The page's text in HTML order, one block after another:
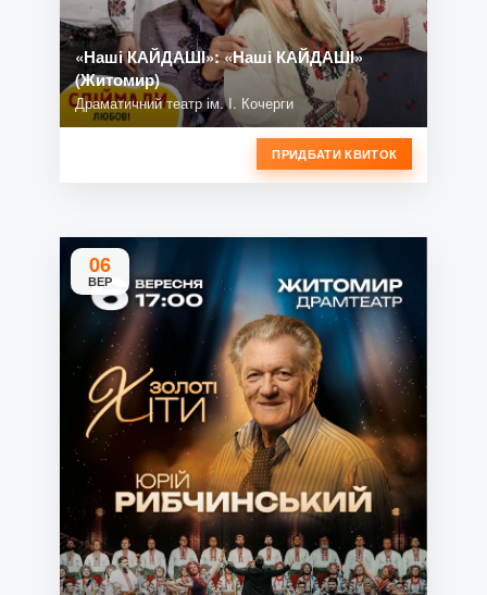
«Наші КАЙДАШІ»: «Наші КАЙДАШІ»
(Житомир)
Драматичний театр ім. І. Кочерги
ПРИДБАТИ КВИТОК
06
ВЕР